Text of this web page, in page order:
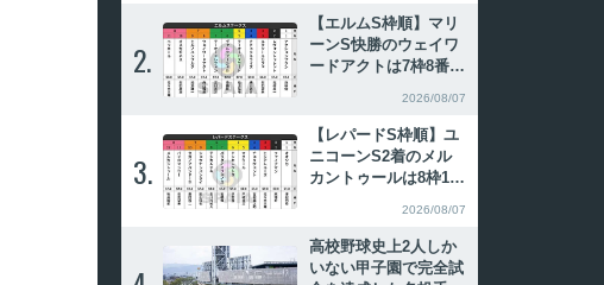
2.
【エルムS枠順】マリ
ーンS快勝のウェイワ
ードアクトは7枠8番
2026/08/07
3.
【レパードS枠順】ユ
ニコーンS2着のメル
カントゥールは8枠12
8枠11番
2026/08/07
高校野球史上2人しか
いない甲子園で完全試